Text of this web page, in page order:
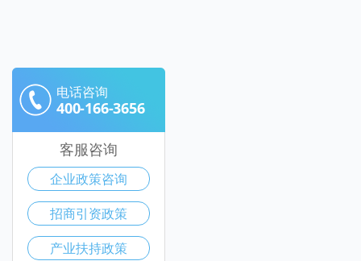
电话咨询
400-166-3656
客服咨询
企业政策咨询
招商引资政策
产业扶持政策